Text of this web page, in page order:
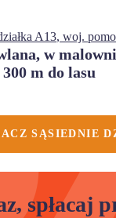
A13, woj.
w
m do lasu
SĄSIEDNIE
spłacaj